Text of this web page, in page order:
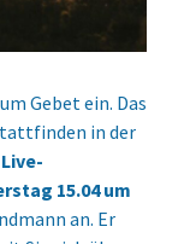
Gebet ein. Das
in der
15.04 um
an. Er